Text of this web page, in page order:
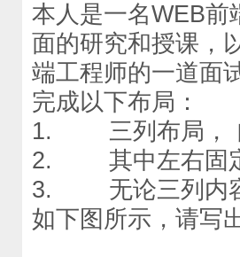
本人是一名WEB前
面的研究和授课，
端工程师的一道面
完成以下布局：
1. 三列布局，
2. 其中左右固定
3. 无论三列内容
如下图所示，请写